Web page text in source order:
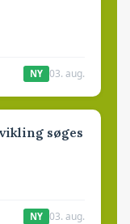
NY 03. aug.
søges
NY 03. aug.